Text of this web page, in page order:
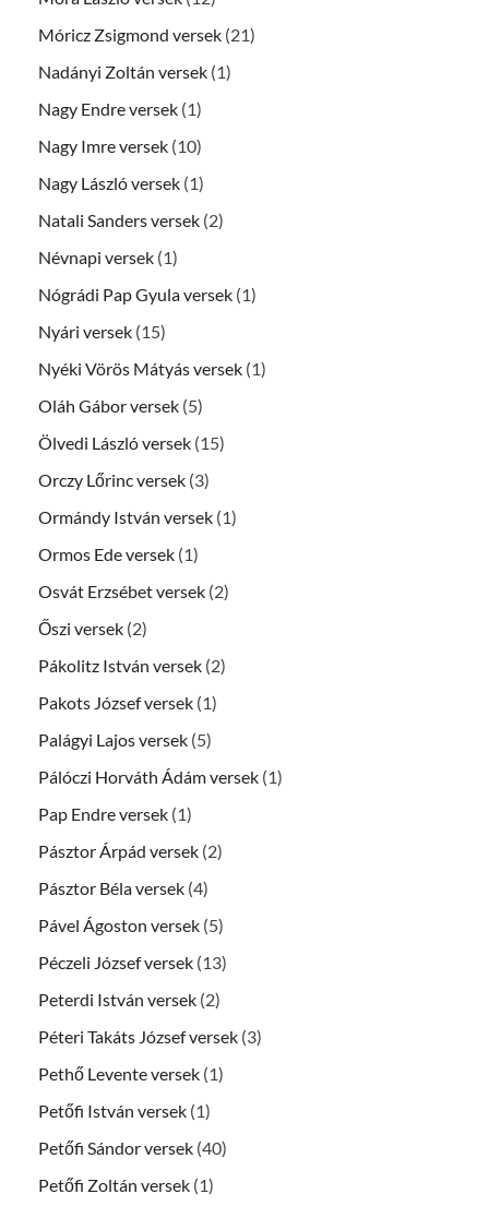
Móricz Zsigmond versek (21)
Nadányi Zoltán versek (1)
Nagy Endre versek (1)
Nagy Imre versek (10)
Nagy László versek (1)
Natali Sanders versek (2)
Névnapi versek (1)
Nógrádi Pap Gyula versek (1)
Nyári versek (15)
Nyéki Vörös Mátyás versek (1)
Oláh Gábor versek (5)
Ölvedi László versek (15)
Orczy Lőrinc versek (3)
Ormándy István versek (1)
Ormos Ede versek (1)
Osvát Erzsébet versek (2)
Őszi versek (2)
Pákolitz István versek (2)
Pakots József versek (1)
Palágyi Lajos versek (5)
Pálóczi Horváth Ádám versek (1)
Pap Endre versek (1)
Pásztor Árpád versek (2)
Pásztor Béla versek (4)
Pável Ágoston versek (5)
Péczeli József versek (13)
Peterdi István versek (2)
Péteri Takáts József versek (3)
Pethő Levente versek (1)
Petőfi István versek (1)
Petőfi Sándor versek (40)
Petőfi Zoltán versek (1)